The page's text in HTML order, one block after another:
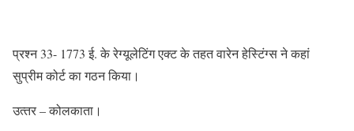
प्रश्‍न 33- 1773 ई. के रेग्‍यूलेटिंग एक्‍ट के तहत वारेन हेस्टिंग्‍स ने कहां
सुप्रीम कोर्ट का गठन किया।
उत्‍तर – कोलकाता।